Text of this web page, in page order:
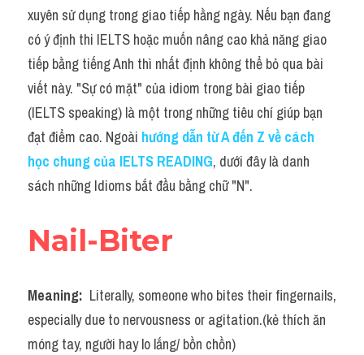
Idiom
Grammar
Collocation
Word form
Cách dùng từ
Phân biệt từ
Đề thi thật Task 2
Writing
Reading
xuyên sử dụng trong giao tiếp hằng ngày. Nếu bạn đang
có ý định thi IELTS hoặc muốn nâng cao khả năng giao
tiếp bằng tiếng Anh thì nhất định không thể bỏ qua bài
viết này. "Sự có mặt" của idiom trong bài giao tiếp
(IELTS speaking) là một trong những tiêu chí giúp bạn
đạt điểm cao. Ngoài hướng dẫn từ A đến Z về cách
học chung của IELTS READING, dưới đây là danh
sách những Idioms bắt đầu bằng chữ "N".
Nail-Biter
Meaning: Literally, someone who bites their fingernails,
especially due to nervousness or agitation.(kẻ thích ăn
móng tay, người hay lo lắng/ bồn chồn)